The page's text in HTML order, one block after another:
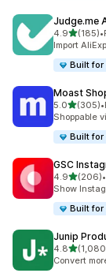
Judge.me
4.9별 5개 중
(185)
총 리뷰 185개
•
Import
Built for
Moast
5.0별 5개 중
(305)
총 리뷰 305개
•
Shoppable
Built for
GSC
4.9별 5개 중
(206)
총 리뷰 206 •
Show
Built for
Junip
4.8별 5개 중
총 리뷰
Convert